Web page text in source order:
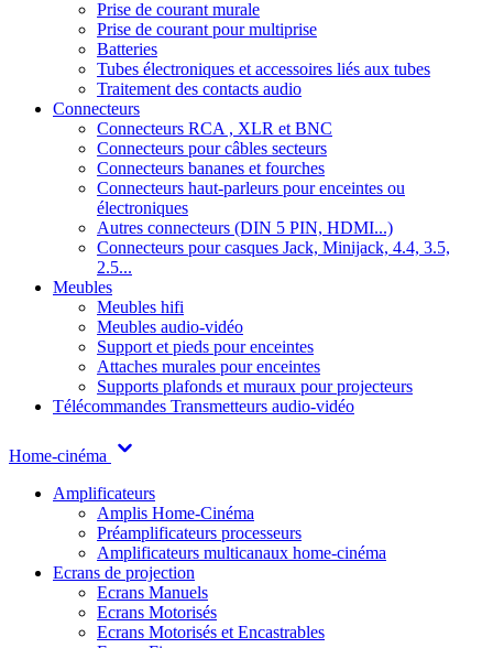
Prise de courant murale
Prise de courant pour multiprise
Batteries
Tubes électroniques et accessoires liés aux tubes
Traitement des contacts audio
Connecteurs
Connecteurs RCA , XLR et BNC
Connecteurs pour câbles secteurs
Connecteurs bananes et fourches
Connecteurs haut-parleurs pour enceintes ou
électroniques
Autres connecteurs (DIN 5 PIN, HDMI...)
Connecteurs pour casques Jack, Minijack, 4.4, 3.5,
2.5...
Meubles
Meubles hifi
Meubles audio-vidéo
Support et pieds pour enceintes
Attaches murales pour enceintes
Supports plafonds et muraux pour projecteurs
Télécommandes Transmetteurs audio-vidéo
Home-cinéma
Amplificateurs
Amplis Home-Cinéma
Préamplificateurs processeurs
Amplificateurs multicanaux home-cinéma
Ecrans de projection
Ecrans Manuels
Ecrans Motorisés
Ecrans Motorisés et Encastrables